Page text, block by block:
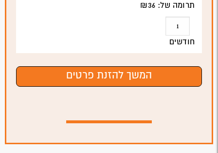
תרומה של: ₪ 36
חודשים
המשך להזנת פרטים